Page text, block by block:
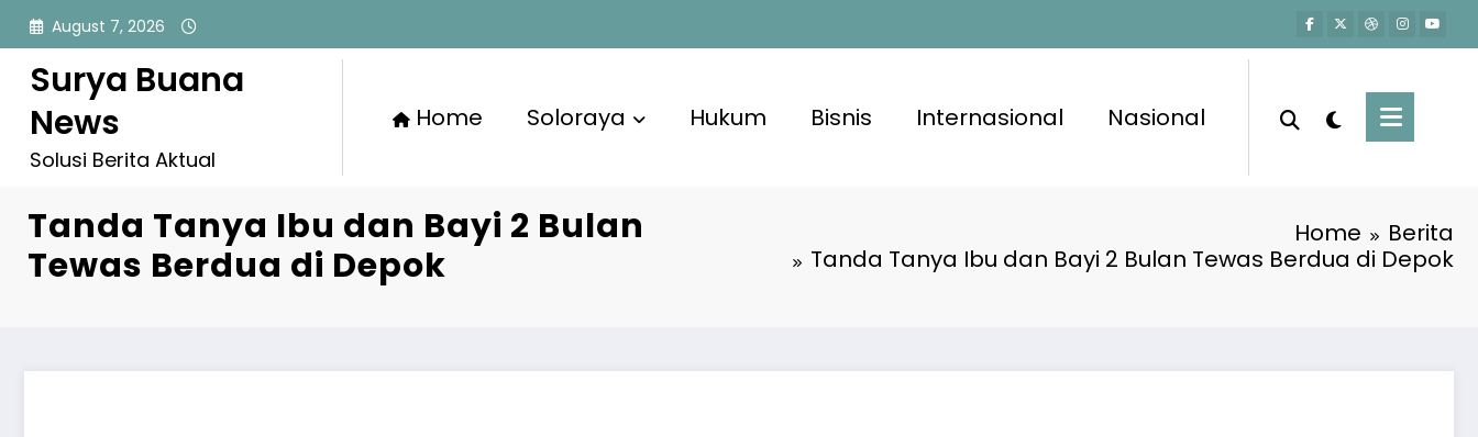
Skip
content
August 7, 2026
Surya Buana
News
Solusi Berita Aktual
Home Soloraya Hukum Bisnis Internasional Nasional
Tanda Tanya Ibu dan Bayi 2 Bulan
Tewas Berdua di Depok
Home
Berita
Tanda Tanya Ibu dan Bayi 2 Bulan Tewas Berdua di Depok